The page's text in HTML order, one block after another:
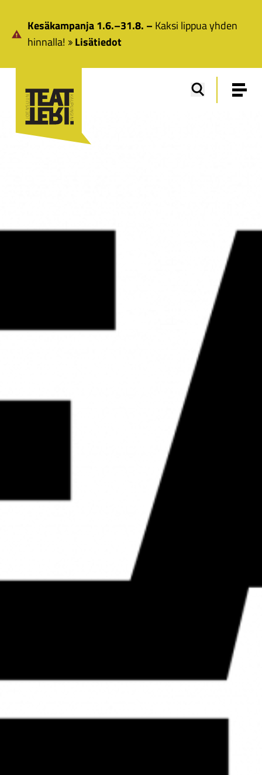
Kesäkampanja 1.6.–31.8. – Kaksi lippua yhden
hinnalla!
Lisätiedot